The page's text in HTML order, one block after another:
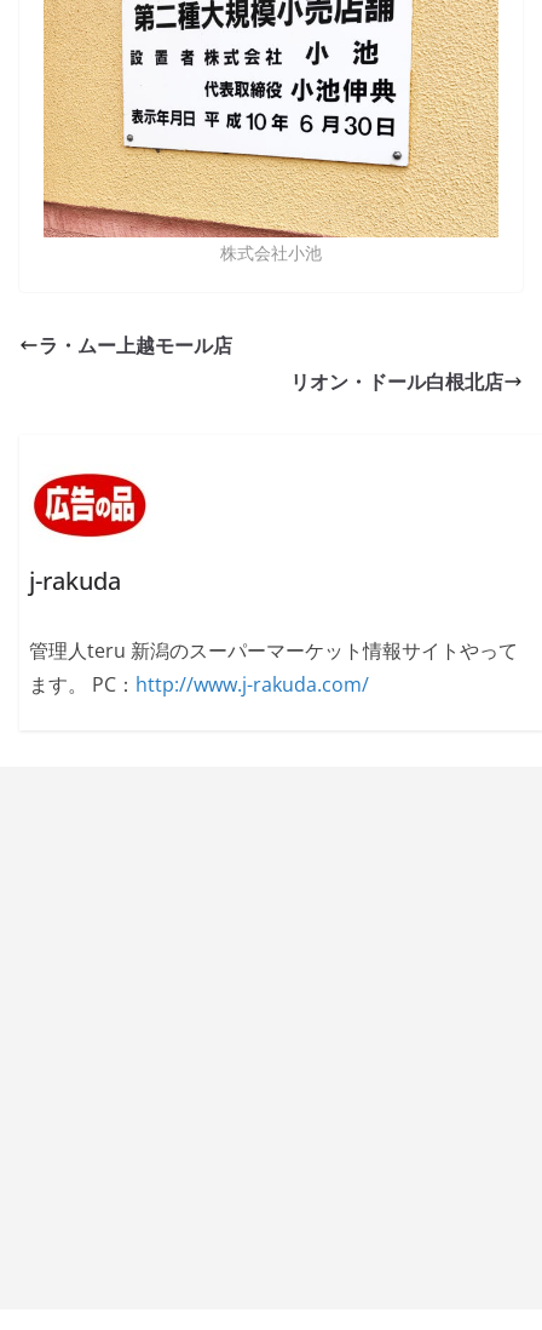
株式会社小池
ラ・ムー上越モール店
リオン・ドール白根北店
j-rakuda
管理人teru 新潟のスーパーマーケット情報サイトやって
ます。 PC： http://www.j-rakuda.com/